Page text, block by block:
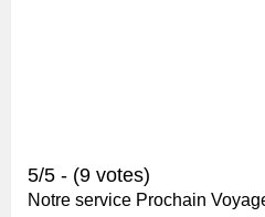
5/5 - (9 votes)
Notre service Prochain